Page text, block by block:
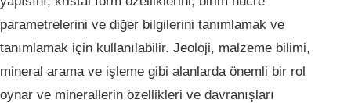
parametrelerini ve diğer bilgilerini tanımlamak ve
tanımlamak için kullanılabilir. Jeoloji, malzeme bilimi,
mineral arama ve işleme gibi alanlarda önemli bir rol
oynar ve minerallerin özellikleri ve davranışları